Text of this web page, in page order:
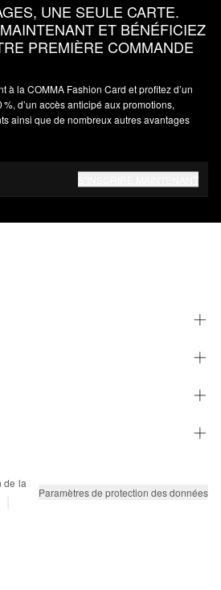
UNE SEULE CARTE.
ET BÉNÉFICIEZ
PREMIÈRE COMMANDE
à la COMMA Fashion Card et profitez d’un
d’un accès anticipé aux promotions,
ainsi que de nombreux autres avantages
de la
| Paramètres de protection des données